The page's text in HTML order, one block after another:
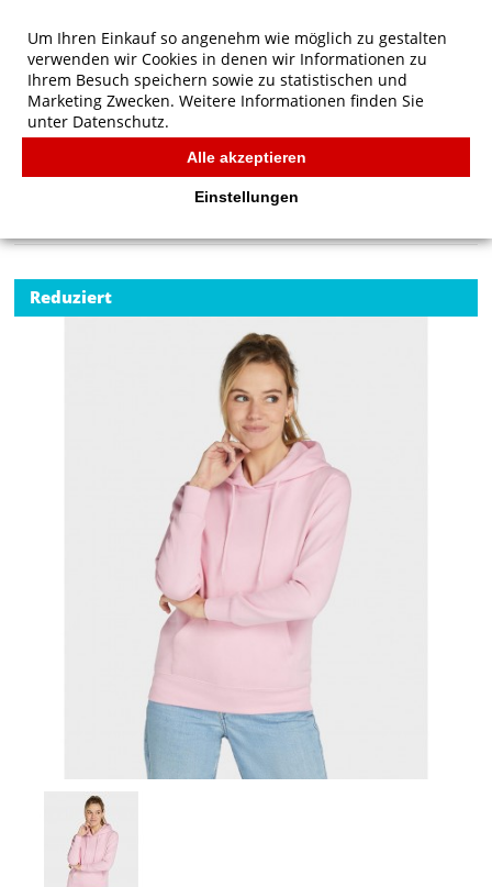
SG Originals Hooded Sweatshirt Women
Reduziert
Um Ihren Einkauf so angenehm wie möglich zu gestalten
verwenden wir Cookies in denen wir Informationen zu
Ihrem Besuch speichern sowie zu statistischen und
Marketing Zwecken. Weitere Informationen finden Sie
unter Datenschutz.
Alle akzeptieren
Einstellungen